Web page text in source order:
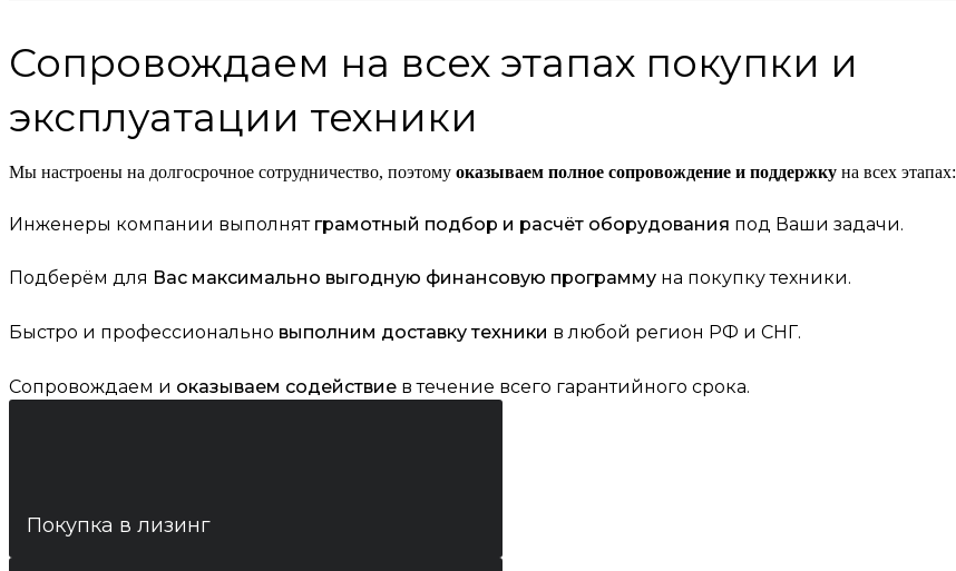
Сопровождаем на всех этапах покупки и
эксплуатации техники
Мы настроены на долгосрочное сотрудничество, поэтому оказываем полное сопровождение и поддержку на всех этапах:
Инженеры компании выполнят грамотный подбор и расчёт оборудования под Ваши задачи.
Подберём для Вас максимально выгодную финансовую программу на покупку техники.
Быстро и профессионально выполним доставку техники в любой регион РФ и СНГ.
Сопровождаем и оказываем содействие в течение всего гарантийного срока.
Покупка в лизинг